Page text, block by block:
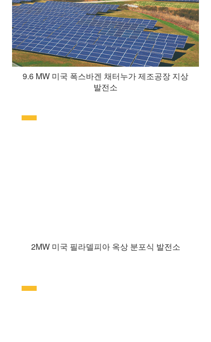
9.6 MW 미국 폭스바겐 채터누가 제조공장 지상
발전소
2MW 미국 필라델피아 옥상 분포식 발전소